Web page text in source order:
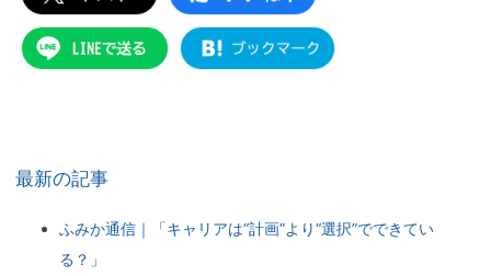
最新の記事
ふみか通信｜「キャリアは“計画”より“選択”でできてい
る？」